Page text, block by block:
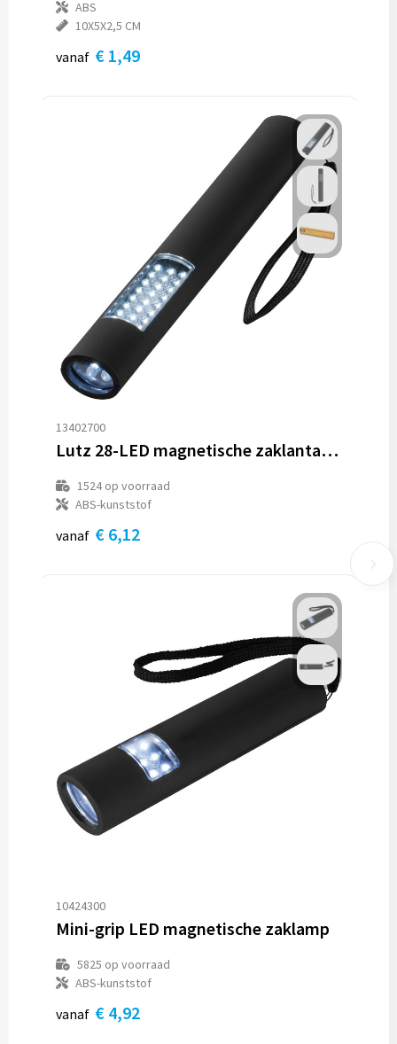
ABS
10X5X2,5 CM
vanaf € 1,49
13402700
Lutz 28-LED magnetische zaklantaarn
1524op voorraad
ABS-kunststof
vanaf € 6,12
10424300
Mini-grip LED magnetische zaklamp
5825 op voorraad
ABS-kunststof
vanaf € 4,92